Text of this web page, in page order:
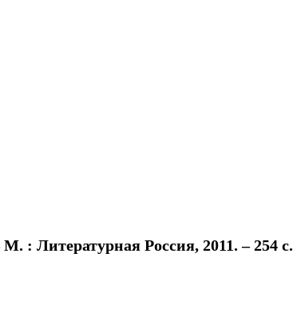
: Литературная Россия, 2011. – 254 с.